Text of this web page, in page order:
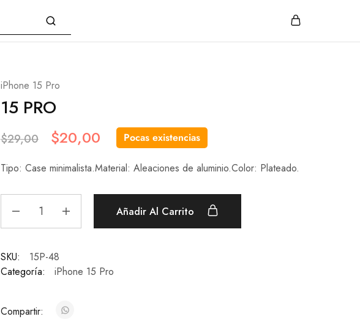
iPhone 15 Pro
15 PRO
$29,00 $20,00 Pocas existencias
Tipo: Case minimalista.Material: Aleaciones de aluminio.Color: Plateado.
Añadir Al Carrito
SKU:
15P-48
Categoría:
iPhone 15 Pro
Compartir: